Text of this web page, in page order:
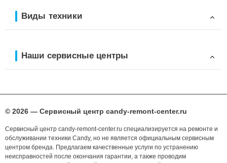
Виды техники
Наши сервисные центры
© 2026 — Сервисный центр candy-remont-center.ru
Сервисный центр candy-remont-center.ru специализируется на ремонте и
обслуживании техники Candy, но не является официальным сервисным
центром бренда. Предлагаем качественные услуги по устранению
неисправностей после окончания гарантии, а также проводим